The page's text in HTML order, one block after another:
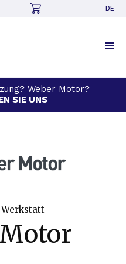
DE
Weber Motor?
SIE UNS